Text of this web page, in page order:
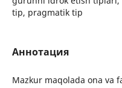
tip, pragmatik tip
Аннотация
Mazkur maqolada ona va